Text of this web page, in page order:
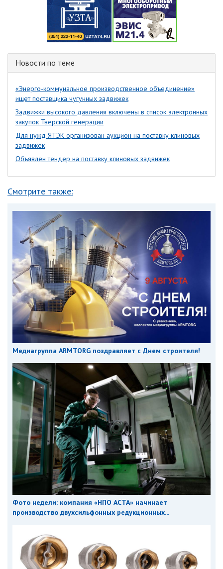
Новости по теме
«Энерго-коммунальное производственное объединение»
ищет поставщика чугунных задвижек
Задвижки высокого давления включены в список электронных
закупок Тверской генерации
Для нужд ЯТЭК организован аукцион на поставку клиновых
задвижек
Объявлен тендер на поставку клиновых задвижек
Смотрите также:
Медиагруппа ARMTORG поздравляет с Днем строителя!
Фото недели: компания «НПО АСТА» начинает
производство двухсильфонных редукционных...